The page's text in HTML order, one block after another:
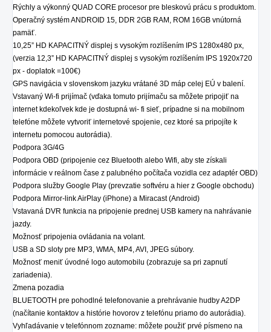
Rýchly a výkonný QUAD CORE procesor pre bleskovú prácu s produktom.
Operačný systém ANDROID 15, DDR 2GB RAM, ROM 16GB vnútorná
pamäť.
10,25” HD KAPACITNÝ displej s vysokým rozlíšením IPS 1280x480 px,
(verzia 12,3” HD KAPACITNÝ displej s vysokým rozlíšením IPS 1920x720
px - doplatok =100€)
GPS navigácia v slovenskom jazyku vrátané 3D máp celej EÚ v balení.
Vstavaný Wi-fi prijímač (vďaka tomuto prijímaču sa môžete pripojiť na
internet kdekoľvek kde je dostupná wi- fi sieť, prípadne si na mobilnom
telefóne môžete vytvoriť internetové spojenie, cez ktoré sa pripojíte k
internetu pomocou autorádia).
Podpora 3G/4G
Podpora OBD (pripojenie cez Bluetooth alebo Wifi, aby ste získali
informácie v reálnom čase z palubného počítača vozidla cez adaptér OBD)
Podpora služby Google Play (prevzatie softvéru a hier z Google obchodu)
Podpora Mirror-link AirPlay (iPhone) a Miracast (Android)
Vstavaná DVR funkcia na pripojenie prednej USB kamery na nahrávanie
jazdy.
Možnosť pripojenia ovládania na volant.
USB a SD sloty pre MP3, WMA, MP4, AVI, JPEG súbory.
Možnosť meniť úvodné logo automobilu (zobrazuje sa pri zapnutí
zariadenia).
Zmena pozadia
BLUETOOTH pre pohodlné telefonovanie a prehrávanie hudby A2DP
(načítanie kontaktov a histórie hovorov z telefónu priamo do autorádia).
Vyhľadávanie v telefónnom zozname: môžete použiť prvé písmeno na